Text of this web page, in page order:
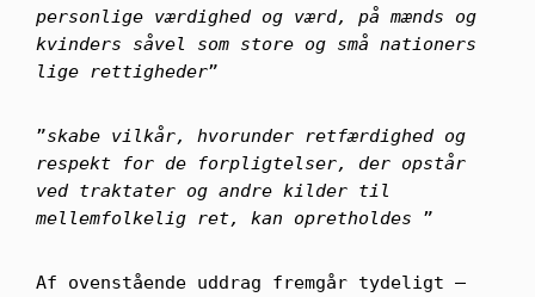
personlige værdighed og værd, på mænds og
kvinders såvel som store og små nationers
lige rettigheder”
”skabe vilkår, hvorunder retfærdighed og
respekt for de forpligtelser, der opstår
ved traktater og andre kilder til
mellemfolkelig ret, kan opretholdes ”
Af ovenstående uddrag fremgår tydeligt –